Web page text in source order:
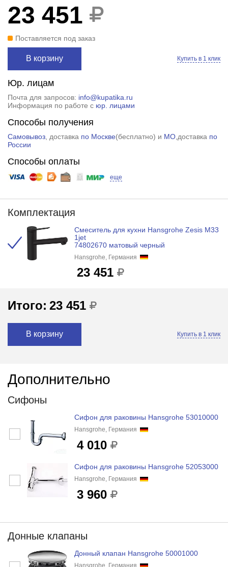
23 451
Поставляется под заказ
В корзину Купить в 1 клик
Юр. лицам
Почта для запросов: info@kupatika.ru
Информация по работе с юр. лицами
Способы получения
Самовывоз, доставка по Москве(бесплатно) и МО,доставка по
России
Способы оплаты
еще
Комплектация
Смеситель для кухни Hansgrohe Zesis M33
1jet
74802670 матовый черный
Hansgrohe, Германия
23 451
Итого: 23 451
В корзину Купить в 1 клик
Дополнительно
Сифоны
Сифон для раковины Hansgrohe 53010000
Hansgrohe, Германия
4 010
Сифон для раковины Hansgrohe 52053000
Hansgrohe, Германия
3 960
Донные клапаны
Донный клапан Hansgrohe 50001000
Hansgrohe, Германия